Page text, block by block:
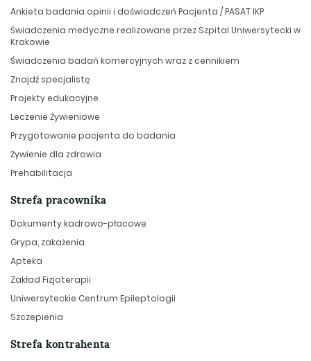
Ankieta badania opinii i doświadczeń Pacjenta / PASAT IKP
Świadczenia medyczne realizowane przez Szpital Uniwersytecki w
Krakowie
Świadczenia badań komercyjnych wraz z cennikiem
Znajdź specjalistę
Projekty edukacyjne
Leczenie Żywieniowe
Przygotowanie pacjenta do badania
Żywienie dla zdrowia
Prehabilitacja
Strefa pracownika
Dokumenty kadrowo-płacowe
Grypa, zakażenia
Apteka
Zakład Fizjoterapii
Uniwersyteckie Centrum Epileptologii
Szczepienia
Strefa kontrahenta